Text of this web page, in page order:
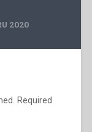
2020
Required